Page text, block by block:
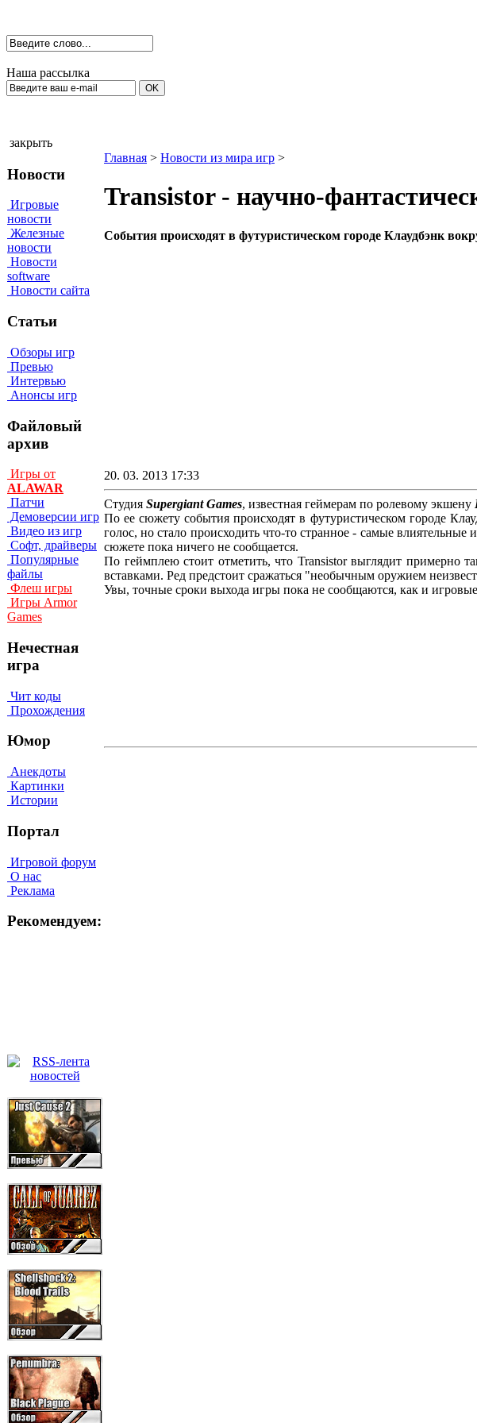
Наша рассылка
закрыть
Новости
Игровые
новости
Железные
новости
Новости
software
Новости сайта
Статьи
Обзоры игр
Превью
Интервью
Анонсы игр
Файловый
архив
Игры от
ALAWAR
Патчи
Демоверсии игр
Видео из игр
Софт, драйверы
Популярные
файлы
Флеш игры
Игры Armor
Games
Нечестная
игра
Чит коды
Прохождения
Юмор
Анекдоты
Картинки
Истории
Портал
Игровой форум
О нас
Реклама
Рекомендуем:
Главная > Новости из мира игр >
Transistor - научно-
Cобытия происходят в футуристическом городе Клаудбэнк
20. 03. 2013 17:33
Студия Supergiant Games, известная геймерам по ролевому экшену
По ее сюжету события происходят в футуристическом городе
голос, но стало происходить что-то странное - самые
сюжете пока ничего не сообщается.
По геймплею стоит отметить, что Transistor выглядит примерно
вставками. Ред предстоит сражаться "необычным оружием
Увы, точные сроки выхода игры пока не сообщаются, как и